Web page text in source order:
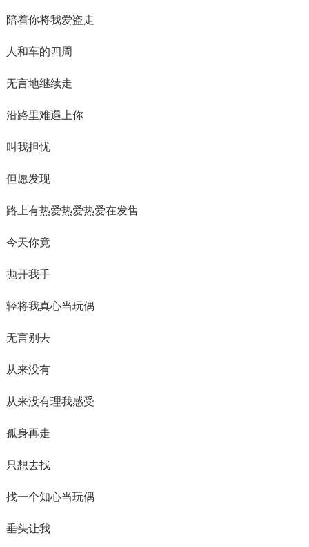
陪着你将我爱盗走
人和车的四周
无言地继续走
沿路里难遇上你
叫我担忧
但愿发现
路上有热爱热爱热爱在发售
今天你竟
抛开我手
轻将我真心当玩偶
无言别去
从来没有
从来没有理我感受
孤身再走
只想去找
找一个知心当玩偶
垂头让我